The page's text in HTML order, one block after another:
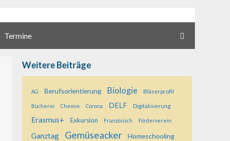
Termine
Weitere Beiträge
AG Berufsorientierung Biologie Bläserprofil
Bücherei Chemie Corona DELF Digitalisierung
Erasmus+ Exkursion Französisch Förderverein
Ganztag Gemüseacker Homeschooling